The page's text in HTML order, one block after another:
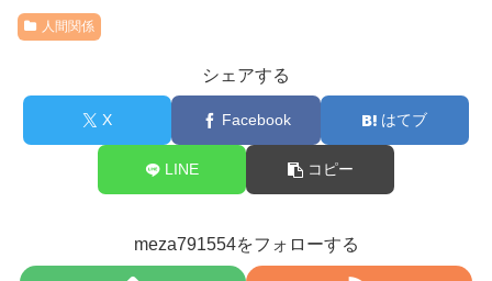
人間関係
シェアする
X Facebook はてブ
LINE コピー
meza791554をフォローする